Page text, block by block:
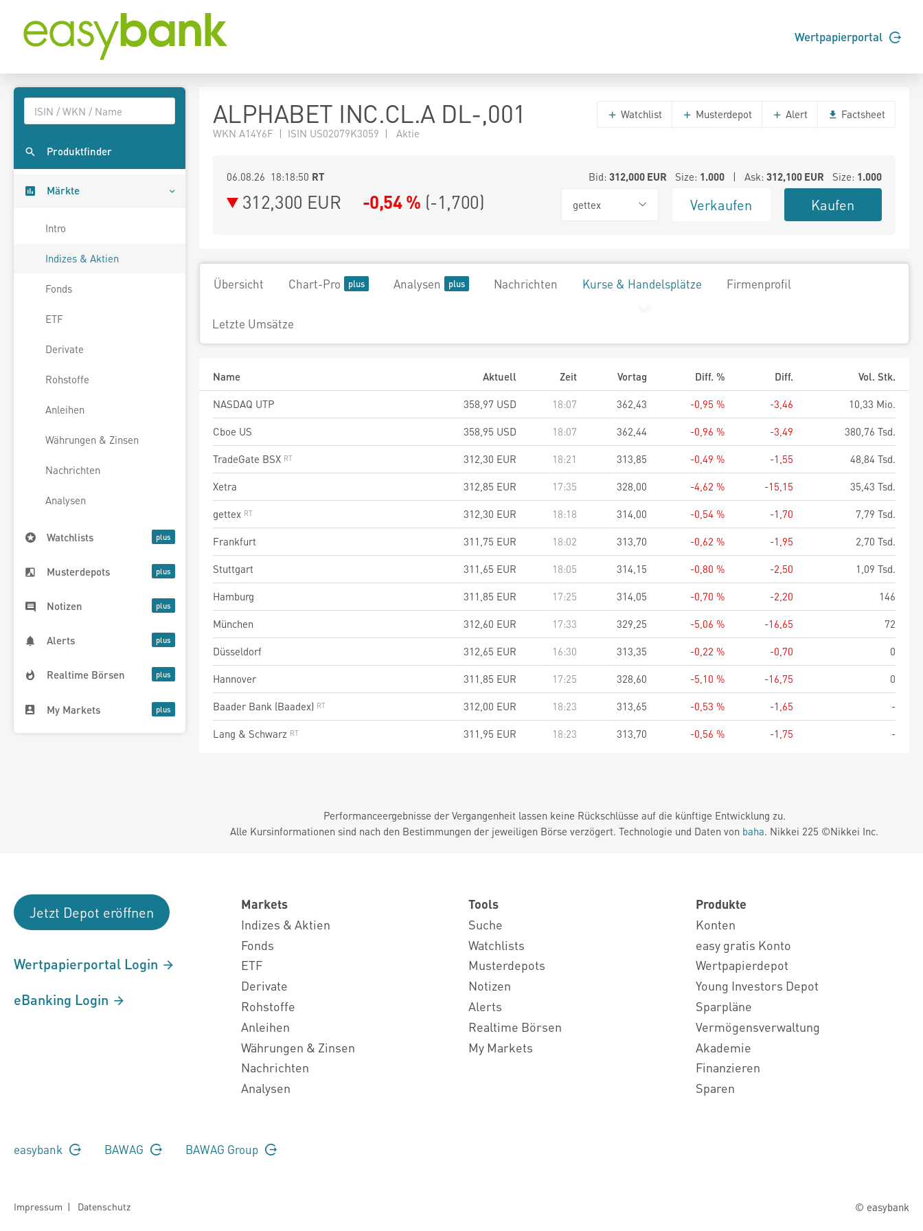
Wertpapierportal
Produktfinder
Märkte
Intro
Indizes & Aktien
Fonds
ETF
Derivate
Rohstoffe
Anleihen
Währungen & Zinsen
Nachrichten
Analysen
Watchlists
Musterdepots
Notizen
Alerts
Realtime Börsen
My Markets
ALPHABET INC.CL.A DL-,001
WKN A14Y6F | ISIN US02079K3059 | Aktie
Watchlist Musterdepot Alert Factsheet
06.08.26 18:18:50 RT Bid: 312,000EUR Size: 1.000| Ask: 312,100EUR Size: 1.000
312,300 EUR -0,54 % (-1,700) gettex Verkaufen Kaufen
Übersicht Chart-Pro Analysen Nachrichten Kurse & Handelsplätze Firmenprofil
Letzte Umsätze
Name Aktuell Zeit Vortag Diff. % Diff.
Vol. Stk.
NASDAQ UTP
358,97 USD 18:07 362,43 -0,95 % -3,46
10,33 Mio.
Cboe US
358,95 USD 18:07 362,44 -0,96 % -3,49
380,76 Tsd.
TradeGate BSX
312,30 EUR 18:21 313,85 -0,49 % -1,55
48,84 Tsd.
Xetra
312,85 EUR 17:35 328,00 -4,62 % -15,15
35,43 Tsd.
gettex
312,30 EUR 18:18 314,00 -0,54 % -1,70
7,79 Tsd.
Frankfurt
311,75 EUR 18:02 313,70 -0,62 % -1,95
2,70 Tsd.
Stuttgart
311,65 EUR 18:05 314,15 -0,80 % -2,50
1,09 Tsd.
Hamburg
311,85 EUR 17:25 314,05 -0,70 % -2,20
146
München
312,60 EUR 17:33 329,25 -5,06 % -16,65
72
Düsseldorf
312,65 EUR 16:30 313,35 -0,22 % -0,70
0
Hannover
311,85 EUR 17:25 328,60 -5,10 % -16,75
0
Baader Bank (Baadex)
312,00 EUR 18:23 313,65 -0,53 % -1,65
-
Lang & Schwarz
311,95 EUR 18:23 313,70 -0,56 % -1,75 -
Performanceergebnisse der Vergangenheit lassen keine Rückschlüsse auf die künftige Entwicklung zu.
Alle Kursinformationen sind nach den Bestimmungen der jeweiligen Börse verzögert. Technologie und Daten von baha. Nikkei 225 ©Nikkei Inc.
Jetzt Depot eröffnen
Wertpapierportal Login
eBanking Login
Markets
Indizes & Aktien
Fonds
ETF
Derivate
Rohstoffe
Anleihen
Währungen & Zinsen
Nachrichten
Analysen
Tools
Suche
Watchlists
Musterdepots
Notizen
Alerts
Realtime Börsen
My Markets
Produkte
Konten
easy gratis Konto
Wertpapierdepot
Young Investors Depot
Sparpläne
Vermögensverwaltung
Akademie
Finanzieren
Sparen
easybank BAWAG BAWAG Group
Impressum | Datenschutz © easybank